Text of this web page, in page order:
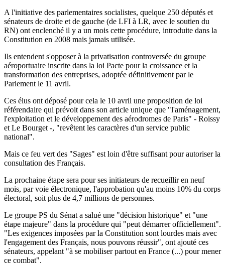
A l'initiative des parlementaires socialistes, quelque 250 députés et
sénateurs de droite et de gauche (de LFI à LR, avec le soutien du
RN) ont enclenché il y a un mois cette procédure, introduite dans la
Constitution en 2008 mais jamais utilisée.
Ils entendent s'opposer à la privatisation controversée du groupe
aéroportuaire inscrite dans la loi Pacte pour la croissance et la
transformation des entreprises, adoptée définitivement par le
Parlement le 11 avril.
Ces élus ont déposé pour cela le 10 avril une proposition de loi
référendaire qui prévoit dans son article unique que "l'aménagement,
l'exploitation et le développement des aérodromes de Paris" - Roissy
et Le Bourget -, "revêtent les caractères d'un service public
national".
Mais ce feu vert des "Sages" est loin d'être suffisant pour autoriser la
consultation des Français.
La prochaine étape sera pour ses initiateurs de recueillir en neuf
mois, par voie électronique, l'approbation qu'au moins 10% du corps
électoral, soit plus de 4,7 millions de personnes.
Le groupe PS du Sénat a salué une "décision historique" et "une
étape majeure" dans la procédure qui "peut démarrer officiellement".
"Les exigences imposées par la Constitution sont lourdes mais avec
l'engagement des Français, nous pouvons réussir", ont ajouté ces
sénateurs, appelant "à se mobiliser partout en France (...) pour mener
ce combat".